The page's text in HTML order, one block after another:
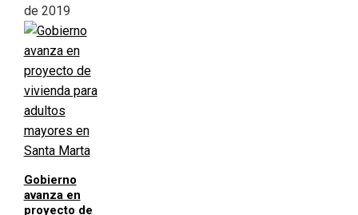
de 2019
Gobierno
avanza en
proyecto de